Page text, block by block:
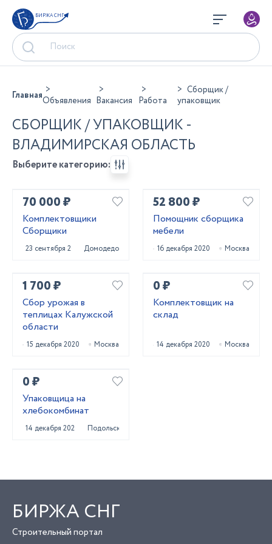
БИРЖА СНГ
ГлавнаяОбъявления Вакансия Работа
Сборщик /
упаковщик
СБОРЩИК / УПАКОВЩИК -
ВЛАДИМИРСКАЯ ОБЛАСТЬ
Выберите категорию:
70 000 ₽
Комплектовщики
Сборщики
23 сентября 2022 Домодедово
52 800 ₽
Помощник сборщика
мебели
16 декабря 2020 Москва
1 700 ₽
Сбор урожая в
теплицах Калужской
области
15 декабря 2020 Москва
0 ₽
Комплектовщик на
склад
14 декабря 2020 Москва
0 ₽
Упаковщица на
хлебокомбинат
14 декабря 2020 Подольск
БИРЖА СНГ
Строительный портал